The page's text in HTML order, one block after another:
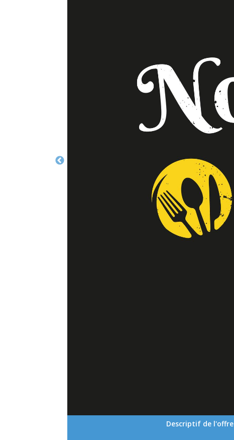
Descriptif de l'offre